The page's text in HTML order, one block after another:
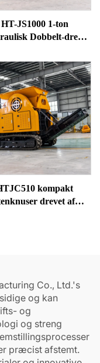
HT-JS1000 1-ton
Dobbelt-drevs
kompakt
drevet af
Co., Ltd.'s
og kan
og
og streng
præcist afstemt.